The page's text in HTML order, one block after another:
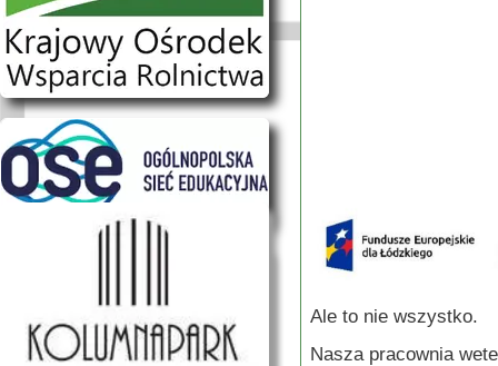
Ale to nie wszystko.
Nasza pracownia